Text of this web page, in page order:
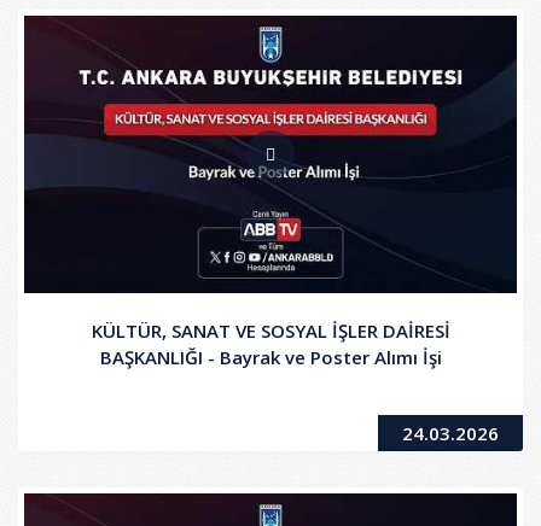
KÜLTÜR, SANAT VE SOSYAL İŞLER DAİRESİ
BAŞKANLIĞI - Bayrak ve Poster Alımı İşi
24.03.2026